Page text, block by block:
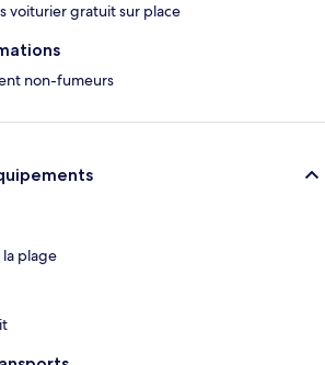
voiturier gratuit sur place
non-fumeurs
plage